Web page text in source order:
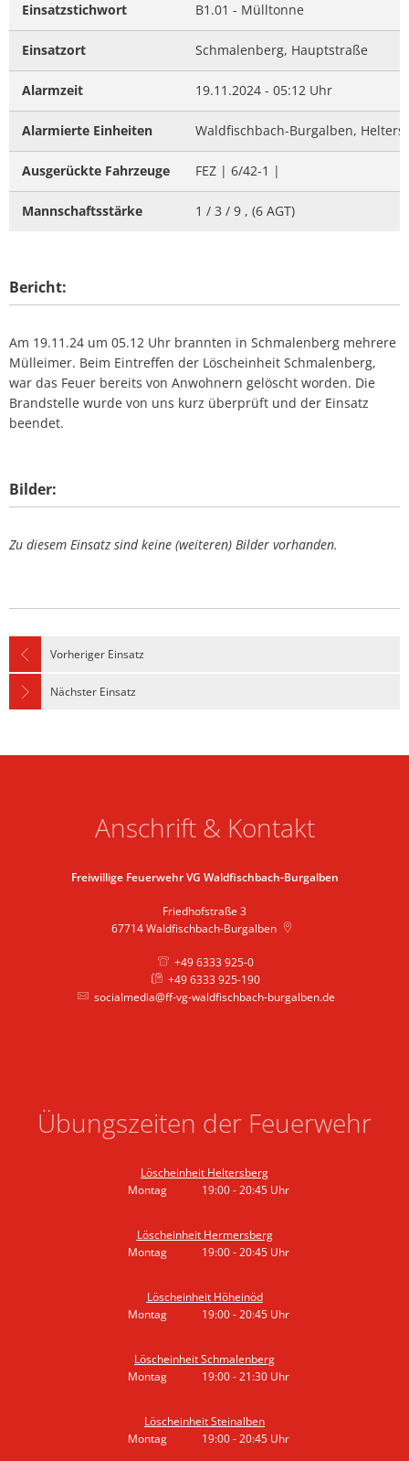
Einsatzstichwort B1.01 - Mülltonne
Einsatzort Schmalenberg, Hauptstraße
Alarmzeit 19.11.2024 - 05:12 Uhr
Alarmierte Einheiten Waldfischbach-Burgalben,
Ausgerückte Fahrzeuge FEZ | 6/42-1 |
Mannschaftsstärke 1 / 3 / 9 , (6 AGT)
Bericht:
Am 19.11.24 um 05.12 Uhr brannten in Schmalenberg mehrere
Mülleimer. Beim Eintreffen der Löscheinheit Schmalenberg,
war das Feuer bereits von Anwohnern gelöscht worden. Die
Brandstelle wurde von uns kurz überprüft und der Einsatz
beendet.
Bilder:
Zu diesem Einsatz sind keine (weiteren) Bilder vorhanden.
Vorheriger Einsatz
Nächster Einsatz
Anschrift & Kontakt
Freiwillige Feuerwehr VG Waldfischbach-Burgalben
Friedhofstraße 3
67714 Waldfischbach-Burgalben
+49 6333 925-0
+49 6333 925-190
socialmedia@ff-vg-waldfischbach-burgalben.de
Übungszeiten der Feuerwehr
Löscheinheit Heltersberg
Montag
19:00-20:45 Uhr
Löscheinheit Hermersberg
Montag
19:00-20:45 Uhr
Löscheinheit Höheinöd
Montag
19:00-20:45 Uhr
Löscheinheit Schmalenberg
Montag
19:00-21:30 Uhr
Löscheinheit Steinalben
Montag
19:00-20:45 Uhr